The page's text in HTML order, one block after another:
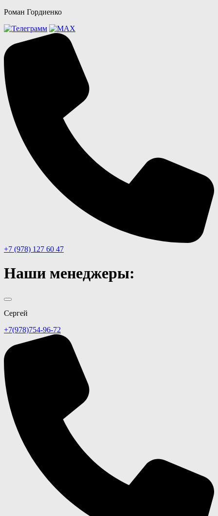
Роман Гордиенко
+7 (978) 127 60 47
Наши менеджеры:
Сергей
+7(978)754-96-72